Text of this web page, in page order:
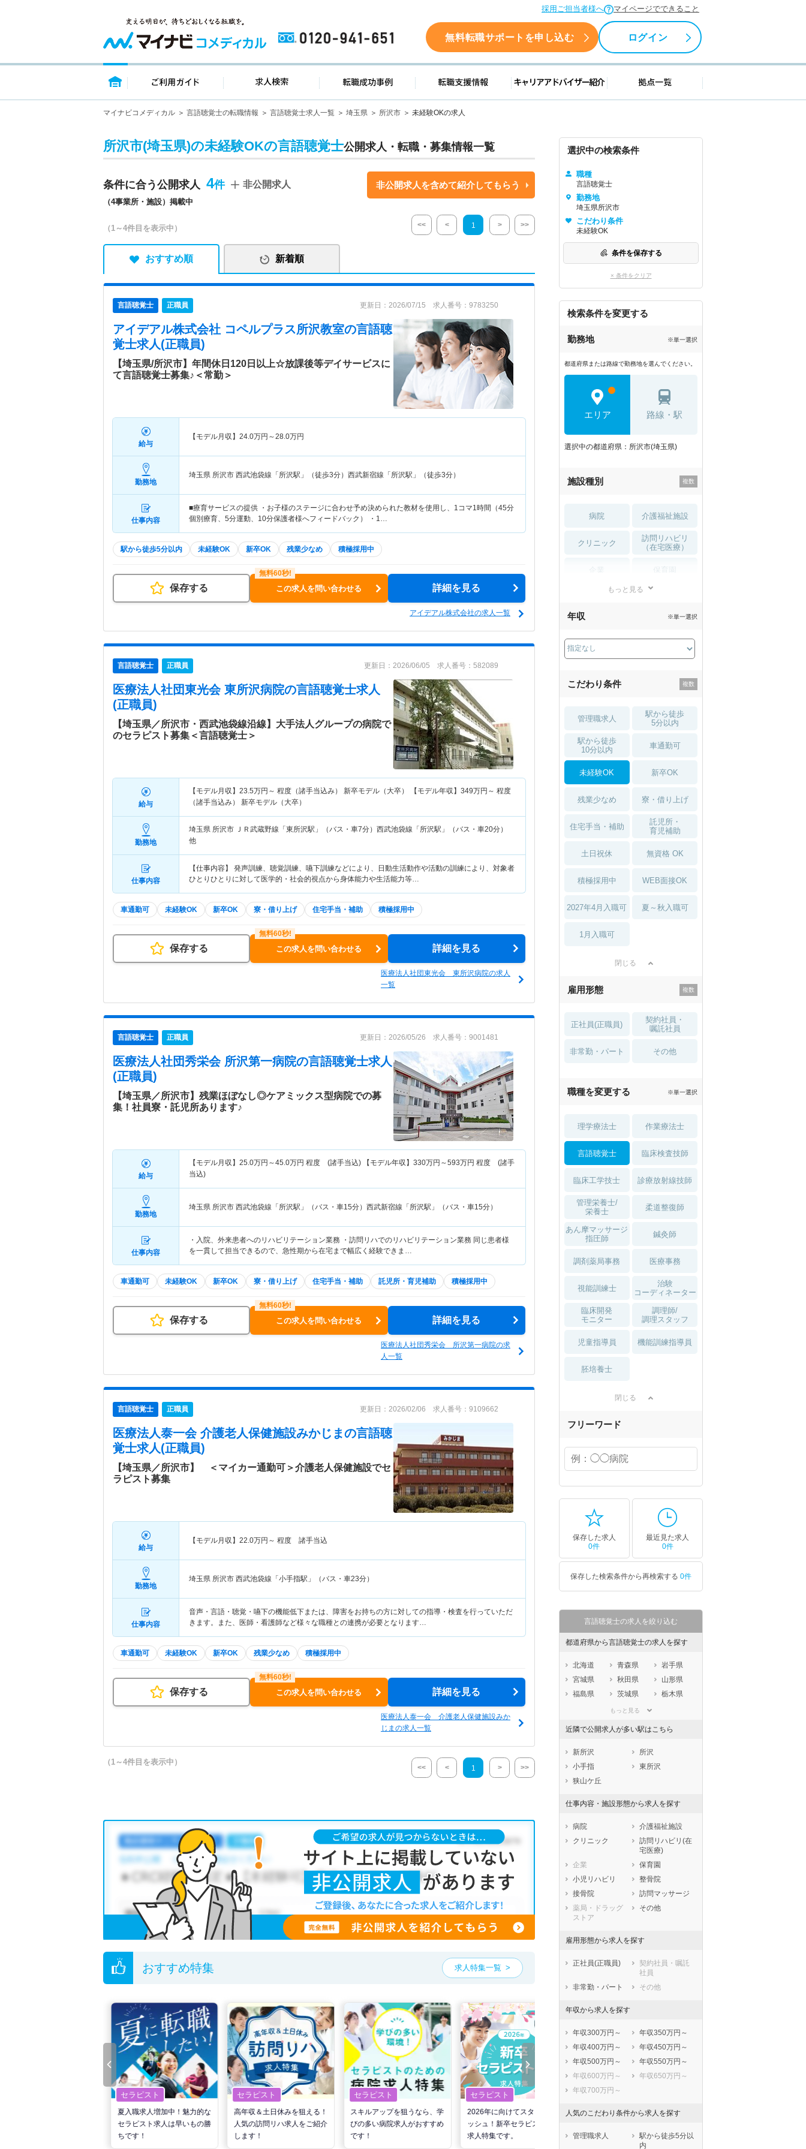
採用ご担当者様へ マイページでできること
0120-941-651 無料転職サポートを申し込む ログイン
トップページ ご利用ガイド 求人検索 転職成功事例 転職支援情報 キャリアアドバイザー紹介 拠点一覧
マイナビコメディカル 言語聴覚士の転職情報 言語聴覚士求人一覧 埼玉県 所沢市 未経験OKの求人
所沢市(埼玉県)の未経験OKの言語聴覚士公開求人・転職・募集情報一覧
条件に合う公開求人 4
（4事業所・施設）掲載中
非公開求人 非公開求人を含めて紹介してもらう
（1～4件目を表示中） << < 1 > >>
おすすめ順 新着順
言語聴覚士 正職員 更新日：2026/07/15 求人番号：9783250
アイデアル株式会社 コペルプラス所沢教室の言語聴
覚士求人(正職員)
【埼玉県/所沢市】年間休日120日以上☆放課後等デイサービスに
て言語聴覚士募集♪＜常勤＞
給与
【モデル月収】 24.0万円～28.0万円
勤務地
埼玉県 所沢市 西武池袋線「所沢駅」（徒歩3分）西武新宿線「所沢駅」（徒歩3分）
仕事内容
■療育サービスの提供 ・お子様のステージに合わせ予め決められた教材を使用し、1コマ1時間（45分
個別療育、5分運動、10分保護者様へフィードバック） ・1…
駅から徒歩5分以内 未経験OK 新卒OK 残業少なめ 積極採用中
保存する この求人を問い合わせる 詳細を見る
アイデアル株式会社の求人一覧
言語聴覚士 正職員 更新日：2026/06/05 求人番号：582089
医療法人社団東光会 東所沢病院の言語聴覚士求人
(正職員)
【埼玉県／所沢市・西武池袋線沿線】大手法人グループの病院で
のセラピスト募集＜言語聴覚士＞
給与
【モデル月収】 23.5万円～ 程度（諸手当込み） 新卒モデル（大卒） 【モデル年収】 349万円～ 程度
（諸手当込み） 新卒モデル（大卒）
勤務地
埼玉県 所沢市 ＪＲ武蔵野線「東所沢駅」（バス・車7分）西武池袋線「所沢駅」（バス・車20分）
他
仕事内容
【仕事内容】 発声訓練、聴覚訓練、嚥下訓練などにより、日動生活動作や活動の訓練により、対象者
ひとりひとりに対して医学的・社会的視点から身体能力や生活能力等…
車通勤可 未経験OK 新卒OK 寮・借り上げ 住宅手当・補助 積極採用中
保存する この求人を問い合わせる 詳細を見る
医療法人社団東光会 東所沢病院の求人
一覧
言語聴覚士 正職員 更新日：2026/05/26 求人番号：9001481
医療法人社団秀栄会 所沢第一病院の言語聴覚士求人
(正職員)
【埼玉県／所沢市】残業ほぼなし◎ケアミックス型病院での募
集！社員寮・託児所あります♪
給与
【モデル月収】 25.0万円～45.0万円 程度 (諸手当込) 【モデル年収】 330万円～593万円 程度 (諸手
当込)
勤務地
埼玉県 所沢市 西武池袋線「所沢駅」（バス・車15分）西武新宿線「所沢駅」（バス・車15分）
仕事内容
・入院、外来患者へのリハビリテーション業務 ・訪問リハでのリハビリテーション業務 同じ患者様
を一貫して担当できるので、急性期から在宅まで幅広く経験できま…
車通勤可 未経験OK 新卒OK 寮・借り上げ 住宅手当・補助 託児所・育児補助 積極採用中
保存する この求人を問い合わせる 詳細を見る
医療法人社団秀栄会 所沢第一病院の求
人一覧
言語聴覚士 正職員 更新日：2026/02/06 求人番号：9109662
医療法人泰一会 介護老人保健施設みかじまの言語聴
覚士求人(正職員)
【埼玉県／所沢市】 ＜マイカー通勤可＞介護老人保健施設でセ
ラピスト募集
給与
【モデル月収】 22.0万円～ 程度 諸手当込
勤務地
埼玉県 所沢市 西武池袋線「小手指駅」（バス・車23分）
仕事内容
音声・言語・聴覚・嚥下の機能低下または、障害をお持ちの方に対しての指導・検査を行っていただ
きます。また、医師・看護師など様々な職種との連携が必要となります…
車通勤可 未経験OK 新卒OK 残業少なめ 積極採用中
保存する この求人を問い合わせる 詳細を見る
医療法人泰一会 介護老人保健施設みか
じまの求人一覧
（1～4件目を表示中）
<< < 1 > >>
おすすめ特集 求人特集一覧
セラピスト
夏入職求人増加中！魅力的な
セラピスト求人は早いもの勝
ちです！
セラピスト
高年収＆土日休みを狙える！
人気の訪問リハ求人をご紹介
します！
セラピスト
スキルアップを狙うなら、学
びの多い病院求人がおすすめ
です！
セラピスト
2026年に向けてスタートダ
ッシュ！新卒セラピスト向け
求人特集です。
セラピスト
世の中の需要の高まりととも
人をご紹介！
選択中の検索条件
職種
言語聴覚士
勤務地
埼玉県所沢市
こだわり条件
未経験OK
条件を保存する
× 条件をクリア
検索条件を変更する
勤務地 ※単一選択
都道府県または路線で勤務地を選んでください。
エリア 路線・駅
選択中の都道府県：所沢市(埼玉県)
施設種別
病院 介護福祉施設
クリニック
訪問リハビリ
（在宅医療）
薬局・
もっと見る
年収 ※単一選択
こだわり条件
管理職求人
駅から徒歩
5分以内
駅から徒歩
10分以内
車通勤可
未経験OK 新卒OK
残業少なめ 寮・借り上げ
住宅手当・補助
託児所・
育児補助
土日祝休 無資格 OK
積極採用中 WEB面接OK
2027年4月入職可 夏～秋入職可
1月入職可
閉じる
雇用形態
正社員(正職員)
契約社員・
嘱託社員
非常勤・パート その他
職種を変更する ※単一選択
理学療法士 作業療法士
言語聴覚士 臨床検査技師
臨床工学技士 診療放射線技師
管理栄養士/
栄養士
柔道整復師
あん摩マッサージ
指圧師
鍼灸師
調剤薬局事務 医療事務
視能訓練士
治験
コーディネーター
臨床開発
モニター
調理師/
調理スタッフ
児童指導員 機能訓練指導員
胚培養士
閉じる
フリーワード
保存した求人
0件
最近見た求人
0件
保存した検索条件から再検索する 0件
言語聴覚士の求人を絞り込む
都道府県から言語聴覚士の求人を探す
北海道 青森県
岩手県
宮城県
秋田県
山形県
福島県
茨城県
栃木県
埼玉県
石川県
福井県
静岡県
愛知県
滋賀県
鳥取県
島根県
岡山県
広島県
山口県
徳島県
香川県
愛媛県
高知県
長崎県
熊本県
大分県
鹿児島県
沖縄県
もっと見る
近隣で公開求人が多い駅はこちら
新所沢
所沢
小手指
東所沢
狭山ケ丘
仕事内容・施設形態から求人を探す
病院
介護福祉施設
クリニック
訪問リハビリ(在
宅医療)
企業
保育園
小児リハビリ
整骨院
接骨院
訪問マッサージ
薬局・ドラッグ
ストア
その他
雇用形態から求人を探す
正社員(正職員)
契約社員・嘱託
社員
非常勤・パート
その他
年収から求人を探す
年収300万円～
年収350万円～
年収400万円～
年収450万円～
年収500万円～
年収550万円～
年収600万円～
年収650万円～
年収700万円～
人気のこだわり条件から求人を探す
管理職求人
駅から徒歩5分以
内